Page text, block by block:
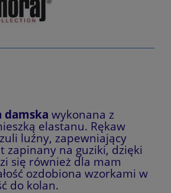
damska wykonana z
elastanu. Rękaw
luźny, zapewniający
zapinany na guziki, dzięki
się również dla mam
ozdobiona wzorkami w
do kolan.